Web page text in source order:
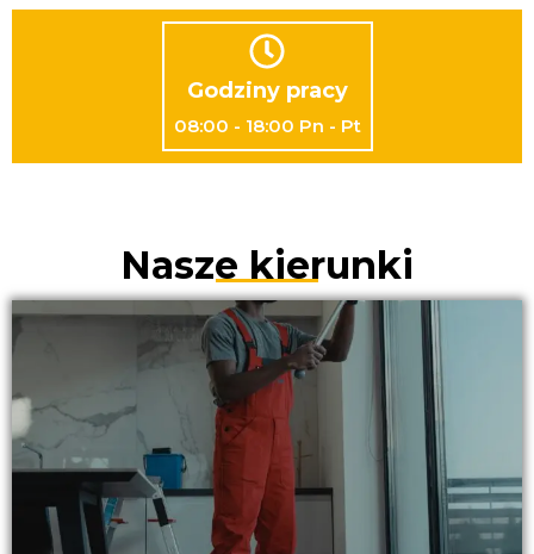
Godziny pracy
08:00 - 18:00 Pn - Pt
Nasze kierunki